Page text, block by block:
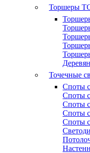
Торшеры
Точечные
Споты
Споты
Споты
Споты
Споты